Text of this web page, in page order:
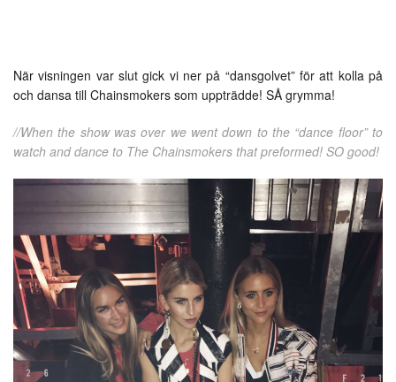
När visningen var slut gick vi ner på “dansgolvet” för att kolla på
och dansa till Chainsmokers som uppträdde! SÅ grymma!
//When the show was over we went down to the “dance floor” to
watch and dance to The Chainsmokers that preformed! SO good!